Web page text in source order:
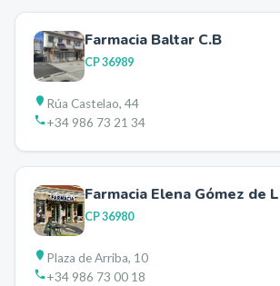
Farmacia Baltar C.B
CP36989
Rúa Castelao, 44
+34 986 73 21 34
Farmacia Elena Gómez de
CP36980
Plaza de Arriba, 10
+34 986 73 00 18